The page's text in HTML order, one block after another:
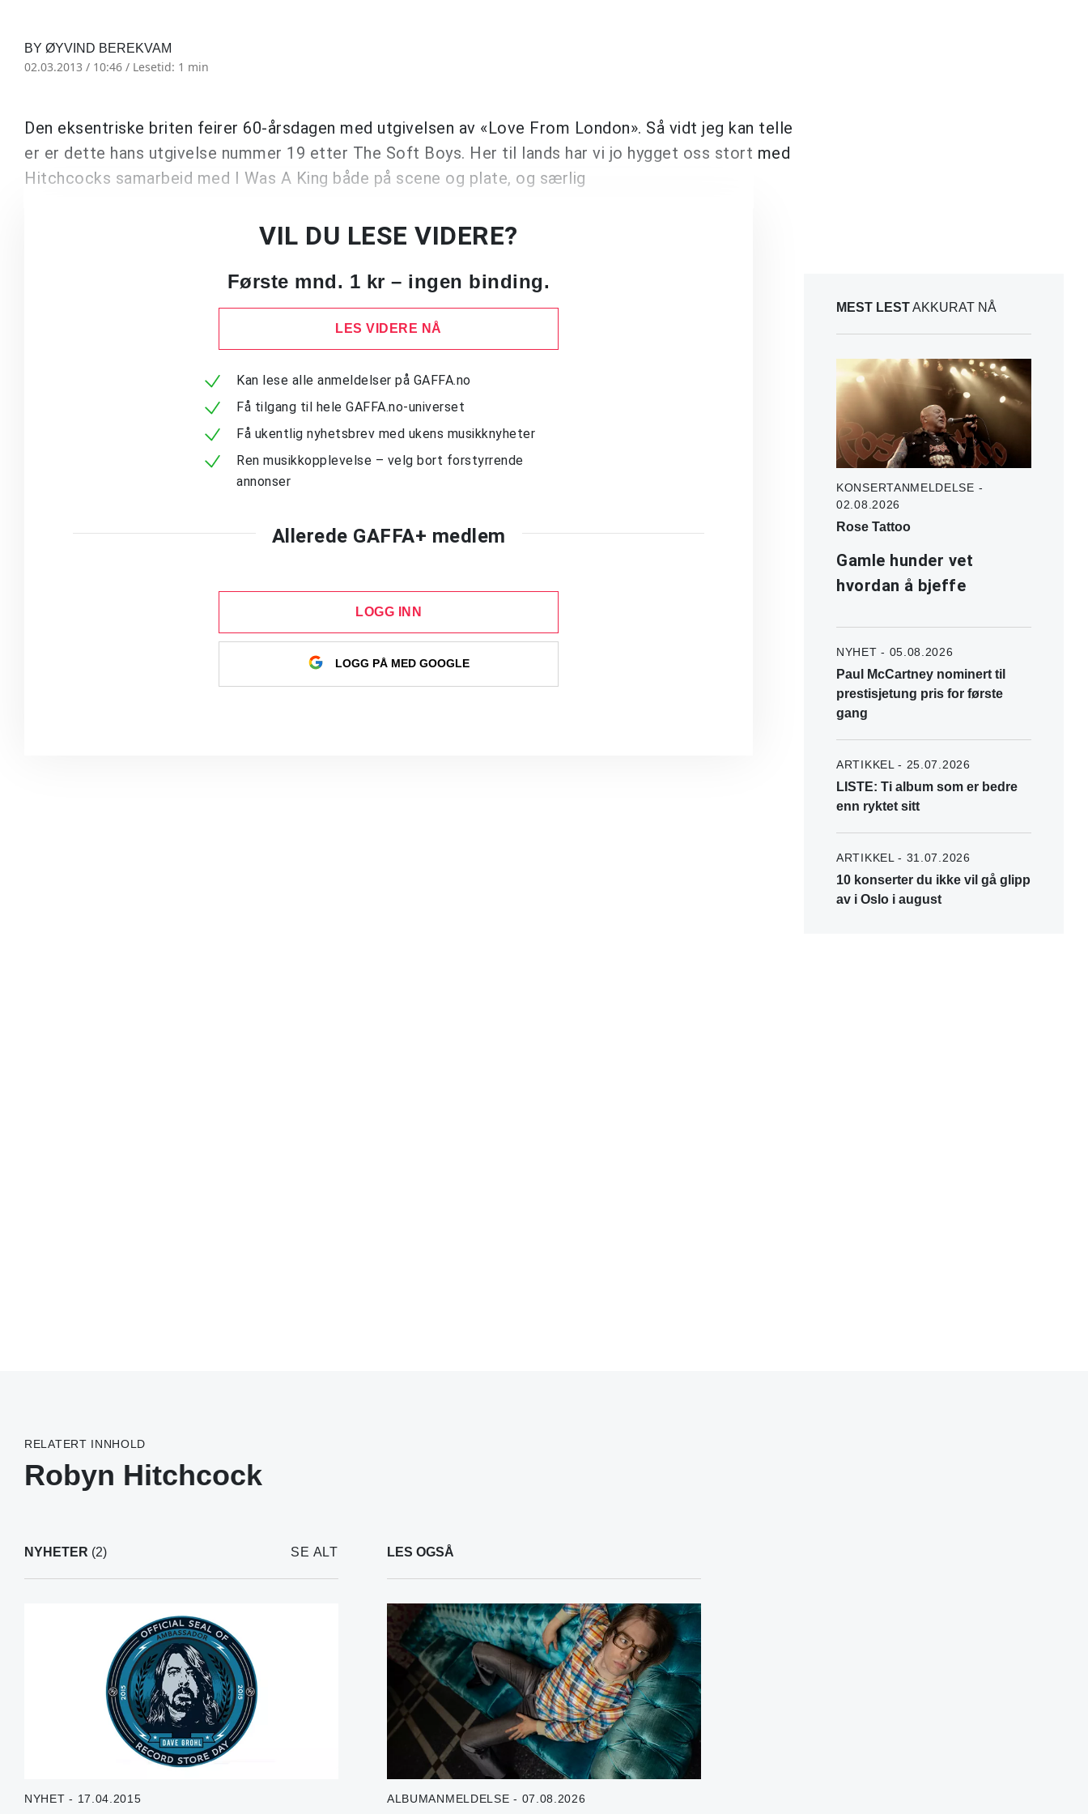
BY ØYVIND BEREKVAM
02.03.2013 / 10:46 / Lesetid: 1 min
Den eksentriske briten feirer 60-årsdagen med utgivelsen av «Love From London». Så vidt jeg kan telle
er er dette hans utgivelse nummer 19 etter The Soft Boys. Her til lands har vi jo hygget oss stort med
Hitchcocks samarbeid med I Was A King både på scene og plate, og særlig
VIL DU LESE VIDERE?
Første mnd. 1 kr – ingen binding.
LES VIDERE NÅ
Kan lese alle anmeldelser på GAFFA.no
Få tilgang til hele GAFFA.no-universet
Få ukentlig nyhetsbrev med ukens musikknyheter
Ren musikkopplevelse – velg bort forstyrrende
annonser
Allerede GAFFA+ medlem
LOGG INN
LOGG PÅ MED GOOGLE
MEST LESTAKKURAT NÅ
KONSERTANMELDELSE -
02.08.2026
Rose Tattoo
Gamle hunder vet
hvordan å bjeffe
NYHET - 05.08.2026
Paul McCartney nominert til
prestisjetung pris for første
gang
ARTIKKEL - 25.07.2026
LISTE: Ti album som er bedre
enn ryktet sitt
ARTIKKEL - 31.07.2026
10 konserter du ikke vil gå glipp
av i Oslo i august
RELATERT INNHOLD
Robyn Hitchcock
NYHETER (2) SE ALT
NYHET - 17.04.2015
LES OGSÅ
ALBUMANMELDELSE - 07.08.2026